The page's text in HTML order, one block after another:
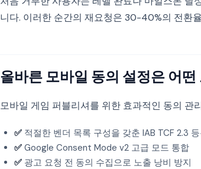
니다. 이러한 순간의 재요청은 30-40%의 전환
올바른 모바일 동의 설정은 어
모바일 게임 퍼블리셔를 위한 효과적인 동의 관
✅ 적절한 벤더 목록 구성을 갖춘 IAB TCF 2.3
✅ Google Consent Mode v2 고급 모드 통합
✅ 광고 요청 전 동의 수집으로 노출 낭비 방지